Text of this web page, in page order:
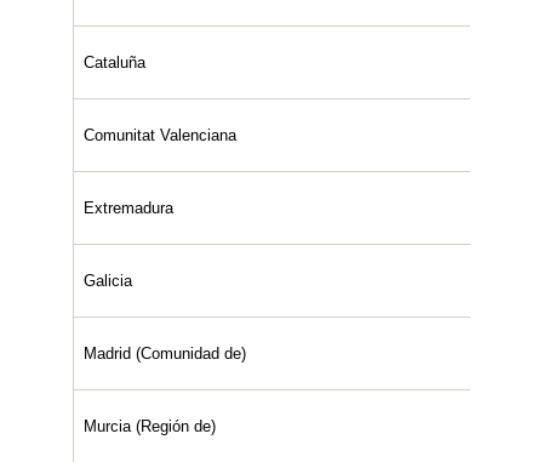
Cataluña
Comunitat Valenciana
Extremadura
Galicia
Madrid (Comunidad de)
Murcia (Región de)